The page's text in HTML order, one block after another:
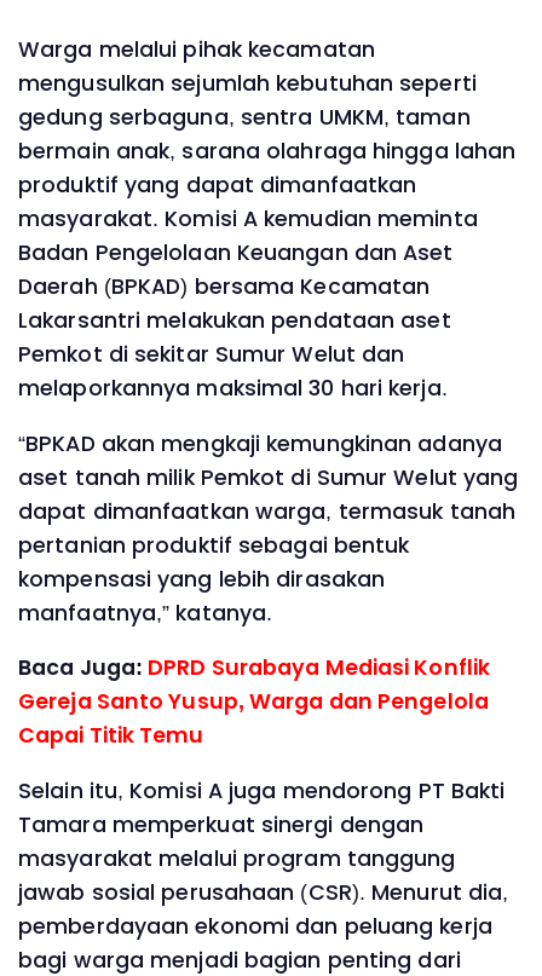
‎Warga melalui pihak kecamatan
mengusulkan sejumlah kebutuhan seperti
gedung serbaguna, sentra UMKM, taman
bermain anak, sarana olahraga hingga lahan
produktif yang dapat dimanfaatkan
masyarakat. Komisi A kemudian meminta
Badan Pengelolaan Keuangan dan Aset
Daerah (BPKAD) bersama Kecamatan
Lakarsantri melakukan pendataan aset
Pemkot di sekitar Sumur Welut dan
melaporkannya maksimal 30 hari kerja.
‎“BPKAD akan mengkaji kemungkinan adanya
aset tanah milik Pemkot di Sumur Welut yang
dapat dimanfaatkan warga, termasuk tanah
pertanian produktif sebagai bentuk
kompensasi yang lebih dirasakan
manfaatnya,” katanya.
Baca Juga: DPRD Surabaya Mediasi Konflik
Gereja Santo Yusup, Warga dan Pengelola
Capai Titik Temu ‎
‎Selain itu, Komisi A juga mendorong PT Bakti
Tamara memperkuat sinergi dengan
masyarakat melalui program tanggung
jawab sosial perusahaan (CSR). Menurut dia,
pemberdayaan ekonomi dan peluang kerja
bagi warga menjadi bagian penting dari